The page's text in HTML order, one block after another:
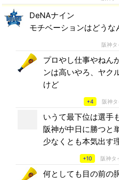
DeNAナイン
モチベーションはどうな
阪神タ
プロやし仕事やねん
ンは高いやろ、ヤク
けど
+4 阪神タ
いうて最下位は選手
阪神が中日に勝つと
少なくとも本気出す
+10 阪神タ
何としても目の前の